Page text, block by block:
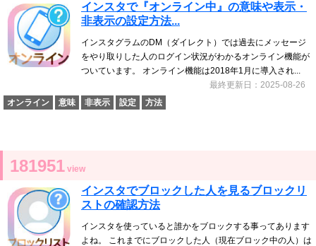
インスタで『オンライン中』の意味や表示・
非表示の設定方法...
インスタグラムのDM（ダイレクト）では過去にメッセージ
をやり取りした人のログイン状況がわかるオンライン機能が
ついています。 オンライン機能は2018年1月に導入され...
最終更新日：2025-08-26
オンライン
意味 非表示 設定 方法
181951 view
インスタでブロックした人を見るブロックリ
ストの確認方法
インスタを使っていると誰かをブロックする事ってあります
よね。 これまでにブロックした人（現在ブロック中の人）は